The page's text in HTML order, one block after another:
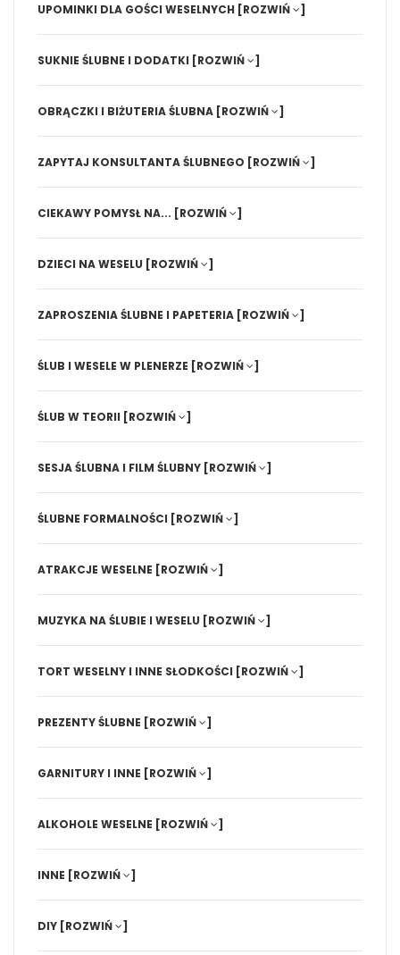
UPOMINKI DLA GOŚCI WESELNYCH [ROZWIŃ ]
SUKNIE ŚLUBNE I DODATKI [ROZWIŃ ]
OBRĄCZKI I BIŻUTERIA ŚLUBNA [ROZWIŃ ]
ZAPYTAJ KONSULTANTA ŚLUBNEGO [ROZWIŃ ]
CIEKAWY POMYSŁ NA... [ROZWIŃ ]
DZIECI NA WESELU [ROZWIŃ ]
ZAPROSZENIA ŚLUBNE I PAPETERIA [ROZWIŃ ]
ŚLUB I WESELE W PLENERZE [ROZWIŃ ]
ŚLUB W TEORII [ROZWIŃ ]
SESJA ŚLUBNA I FILM ŚLUBNY [ROZWIŃ ]
ŚLUBNE FORMALNOŚCI [ROZWIŃ ]
ATRAKCJE WESELNE [ROZWIŃ ]
MUZYKA NA ŚLUBIE I WESELU [ROZWIŃ ]
TORT WESELNY I INNE SŁODKOŚCI [ROZWIŃ ]
PREZENTY ŚLUBNE [ROZWIŃ ]
GARNITURY I INNE [ROZWIŃ ]
ALKOHOLE WESELNE [ROZWIŃ ]
INNE [ROZWIŃ ]
DIY [ROZWIŃ ]